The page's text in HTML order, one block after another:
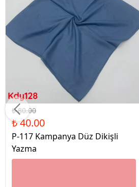
%50 İndirim
₺ 80.00
₺ 40.00
P-117 Kampanya Düz Dikişli
Yazma